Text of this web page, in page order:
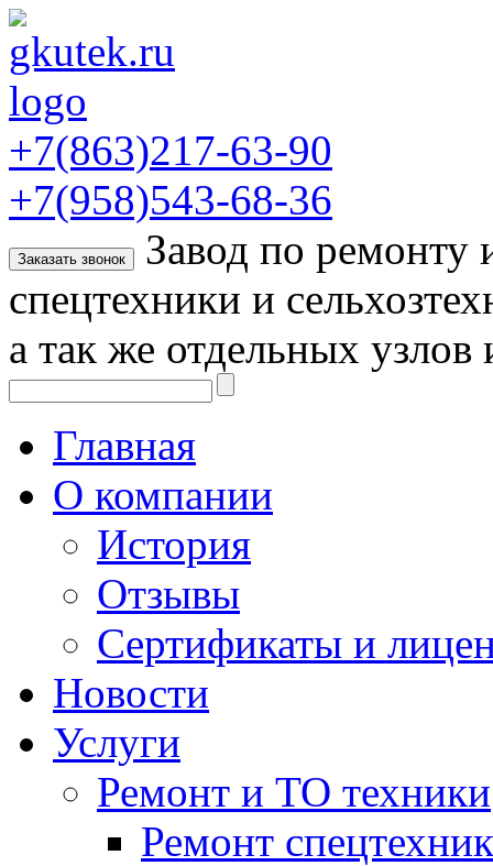
+7(863)217-63-90
+7(958)543-68-36
Заказать звонок
Завод по
спецтехники и
а так же отдельных узлов
Главная
О компании
История
Отзывы
Сертификаты и
Новости
Услуги
Ремонт и ТО техники
Ремонт